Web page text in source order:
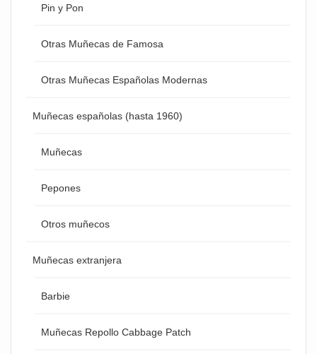
Pin y Pon
Otras Muñecas de Famosa
Otras Muñecas Españolas Modernas
Muñecas españolas (hasta 1960)
Muñecas
Pepones
Otros muñecos
Muñecas extranjera
Barbie
Muñecas Repollo Cabbage Patch